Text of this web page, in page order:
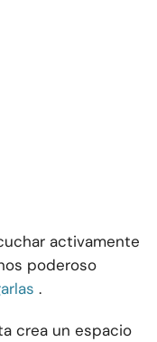
activamente
poderoso
.
crea un espacio